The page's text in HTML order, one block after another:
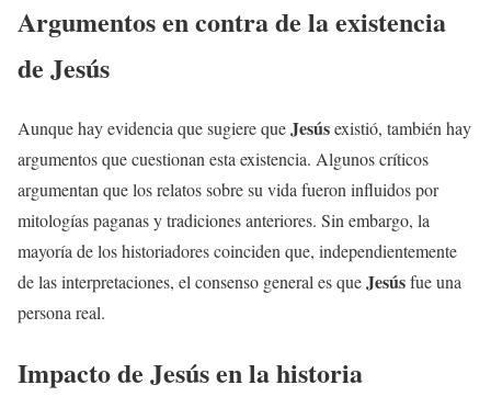
Argumentos en contra de la existencia
de Jesús
Aunque hay evidencia que sugiere queJesúsexistió, también hay
argumentos que cuestionan esta existencia. Algunos críticos
argumentan que los relatos sobre su vida fueron influidos por
mitologías paganas y tradiciones anteriores. Sin embargo, la
mayoría de los historiadores coinciden que, independientemente
de las interpretaciones, el consenso general es queJesúsfue una
persona real.
Impacto de Jesúsen la historia